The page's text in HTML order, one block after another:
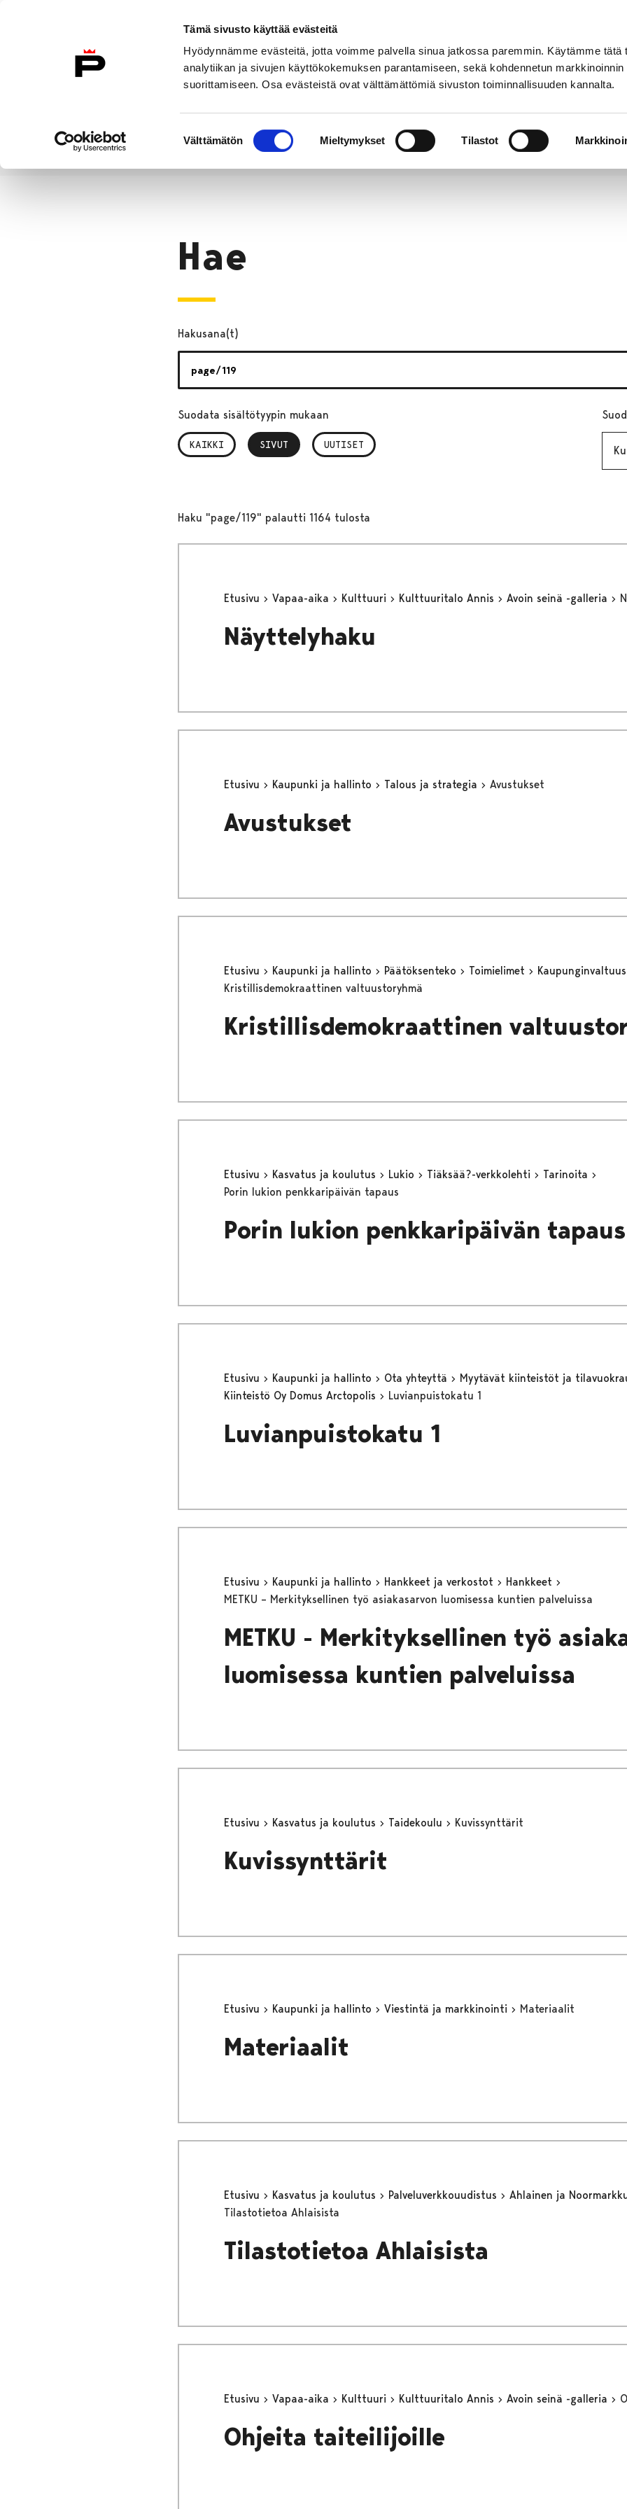
Tämä sivusto käyttää evästeitä
Hyödynnämme evästeitä, jotta voimme palvella sinua jatkossa paremmin. Käytämme tätä
analytiikan ja sivujen käyttökokemuksen parantamiseen, sekä kohdennetun markkinoinnin
suorittamiseen. Osa evästeistä ovat välttämättömiä sivuston toiminnallisuuden kannalta.
valinta
Välttämätön Mieltymykset Tilastot
Etusivulle
Etusivu
Hae
Hakusana(t)
Suodata sisältötyypin mukaan
KAIKKI SIVUT
, VALITTU UUTISET
Haku "page/119" palautti 1164 tulosta
Etusivu Vapaa-aika Kulttuuri Kulttuuritalo Annis Avoin seinä -galleria
Näyttelyhaku
Etusivu Kaupunki ja hallinto Talous ja strategia Avustukset
Avustukset
Etusivu Kaupunki ja hallinto Päätöksenteko Toimielimet
Kristillisdemokraattinen valtuustoryhmä
Kristillisdemokraattinen
Etusivu Kasvatus ja koulutus Lukio Tiäksää?-verkkolehti
Tarinoita
Porin lukion penkkaripäivän tapaus
Porin lukion penkkaripäivän tapaus
Etusivu Kaupunki ja hallinto Ota yhteyttä
Myytävät kiinteistöt ja
Kiinteistö Oy Domus Arctopolis
Luvianpuistokatu 1
Luvianpuistokatu 1
Etusivu Kaupunki ja hallinto Hankkeet ja verkostot
Hankkeet
METKU – Merkityksellinen työ asiakasarvon luomisessa kuntien palveluissa
METKU - Merkityksellinen työ
luomisessa kuntien palveluissa
Etusivu Kasvatus ja koulutus Taidekoulu Kuvissynttärit
Kuvissynttärit
Etusivu Kaupunki ja hallinto Viestintä ja markkinointi Materiaalit
Materiaalit
Etusivu Kasvatus ja koulutus Palveluverkkouudistus
Ahlainen ja
Tilastotietoa Ahlaisista
Tilastotietoa Ahlaisista
Etusivu Vapaa-aika Kulttuuri Kulttuuritalo Annis Avoin seinä -galleria
Ohjeita taiteilijoille